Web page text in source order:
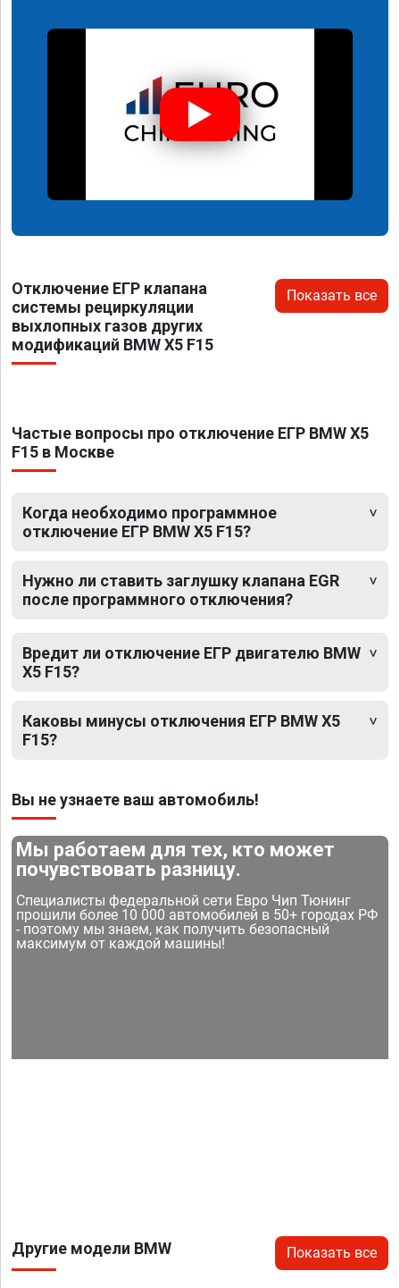
Отключение ЕГР клапана
системы рециркуляции
выхлопных газов других
модификаций BMW X5 F15
Показать все
Частые вопросы про отключение ЕГР BMW X5
F15 в Москве
Когда необходимо программное
отключение ЕГР BMW X5 F15?
Нужно ли ставить заглушку клапана EGR
после программного отключения?
Вредит ли отключение ЕГР двигателю BMW
X5 F15?
Каковы минусы отключения ЕГР BMW X5
F15?
Вы не узнаете ваш автомобиль!
Мы работаем для тех, кто может
почувствовать разницу.
Специалисты федеральной сети Евро Чип Тюнинг
прошили более 10 000 автомобилей в 50+ городах РФ
- поэтому мы знаем, как получить безопасный
максимум от каждой машины!
Другие модели BMW Показать все